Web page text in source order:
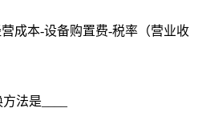
成本-设备购置费-税率（营业收
法是____